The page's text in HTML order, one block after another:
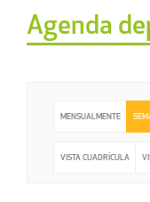
Agenda
MENSUALMENTE
VISTA CUADRÍCULA